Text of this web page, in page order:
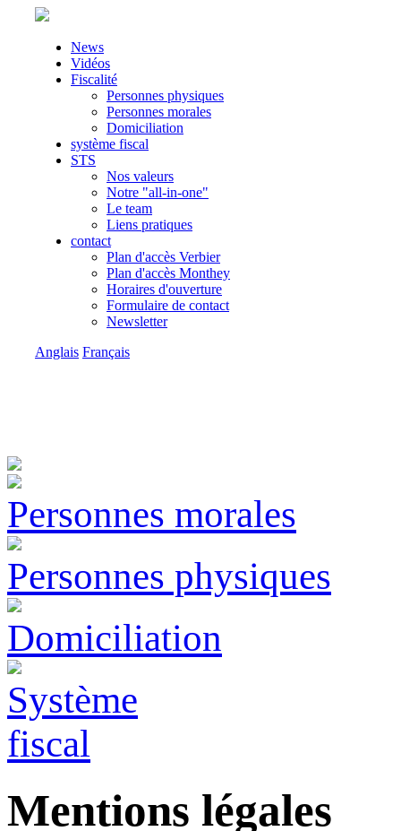
News
Vidéos
Fiscalité
Personnes physiques
Personnes morales
Domiciliation
système fiscal
STS
Nos valeurs
Notre "all-in-one"
Le team
Liens pratiques
contact
Plan d'accès Verbier
Plan d'accès Monthey
Horaires d'ouverture
Formulaire de contact
Newsletter
Anglais Français
Personnes morales
Personnes physiques
Domiciliation
Système
fiscal
Mentions légales